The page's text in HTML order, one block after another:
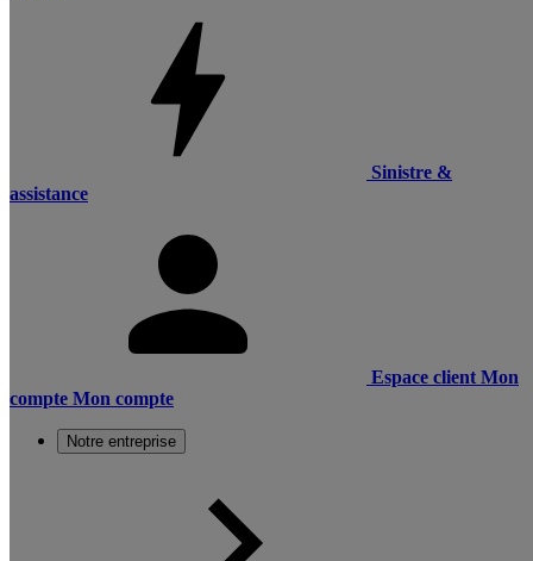
Sinistre &
assistance
Espace client Mon
compte Mon compte
Notre entreprise